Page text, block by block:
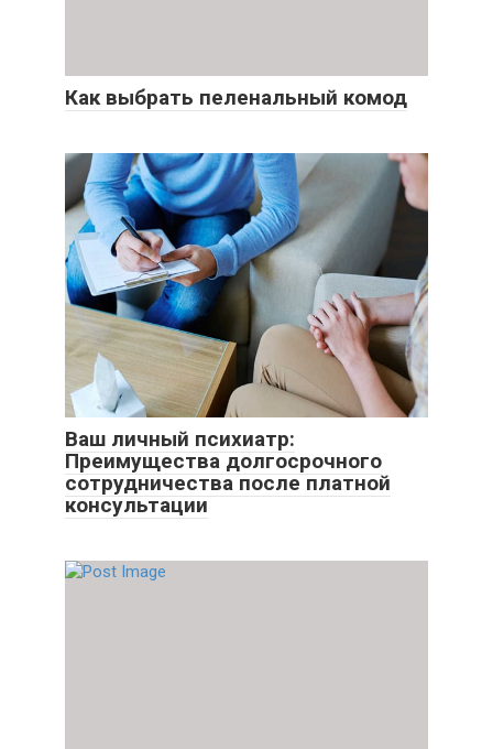
Как выбрать пеленальный комод
Ваш личный психиатр:
Преимущества долгосрочного
сотрудничества после платной
консультации